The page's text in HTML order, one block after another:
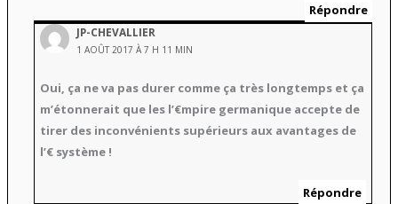
Répondre
JP-CHEVALLIER
1 AOÛT 2017 À 7 H 11 MIN
Oui, ça ne va pas durer comme ça très longtemps et ça
m’étonnerait que les l’€mpire germanique accepte de
tirer des inconvénients supérieurs aux avantages de
l’€ système !
Répondre